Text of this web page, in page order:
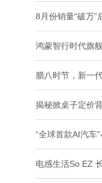
8月份销量“破万”
鸿蒙智行时代旗
腊八时节，新一
揭秘掀桌子定价
“全球首款AI汽车
电感生活So EZ